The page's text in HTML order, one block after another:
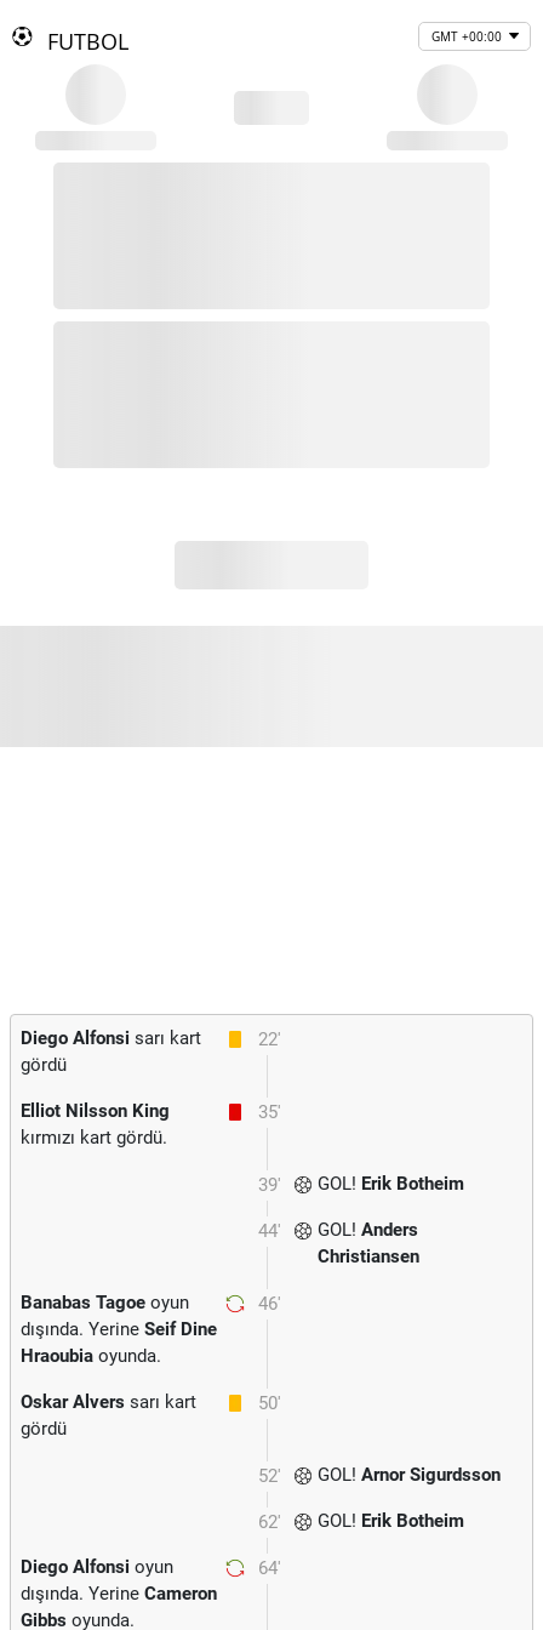
FUTBOL GMT +00:00
22'
Diego Alfonsi sarı kart
gördü
35'
Elliot Nilsson King
kırmızı kart gördü.
39' GOL! Erik Botheim
44' GOL! Anders
Christiansen
46'
Banabas Tagoe oyun
dışında. Yerine Seif Dine
Hraoubia oyunda.
50'
Oskar Alvers sarı kart
gördü
52' GOL! Arnor Sigurdsson
62' GOL! Erik Botheim
64'
Diego Alfonsi oyun
dışında. Yerine Cameron
Gibbs oyunda.